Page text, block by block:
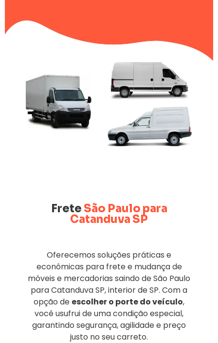
Frete São Paulo para
Catanduva SP
Oferecemos soluções práticas e
econômicas para frete e mudança de
móveis e mercadorias saindo de São Paulo
para Catanduva SP, interior de SP. Com a
opção de escolher o porte do veículo,
você usufrui de uma condição especial,
garantindo segurança, agilidade e preço
justo no seu carreto.